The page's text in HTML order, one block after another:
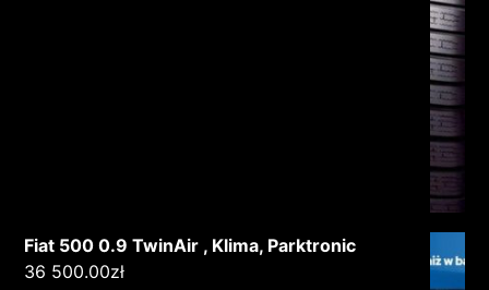
Fiat 500 0.9 TwinAir , Klima, Parktronic
36 500.00zł